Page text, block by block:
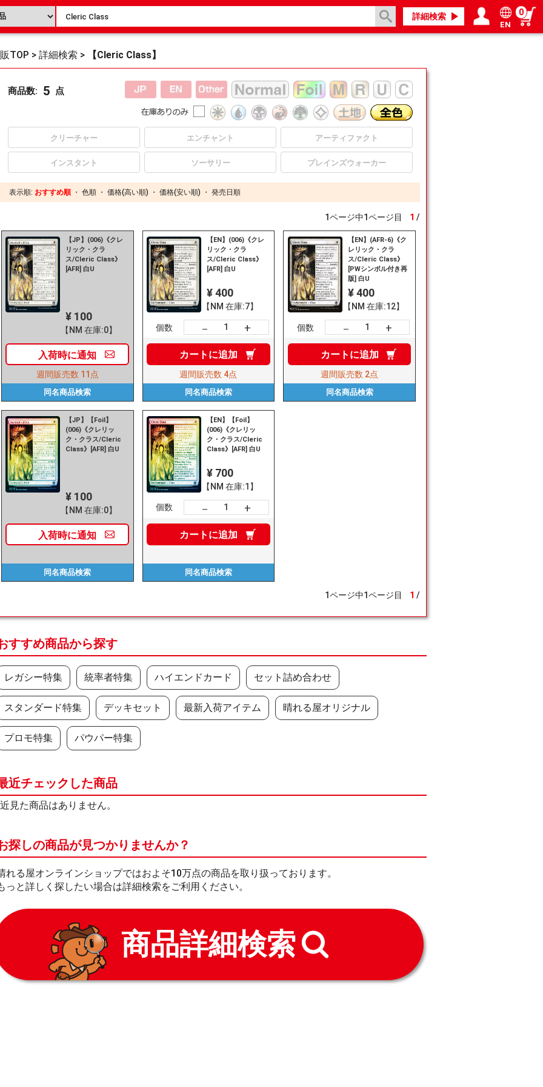
詳細検索
EN
0
TOP > 詳細検索 > 【Cleric Class】
商品数: 5 点
クリーチャー エンチャント アーティファクト
インスタント ソーサリー プレインズウォーカー
表示順: おすすめ順 ・ 色順 ・ 価格(高い順) ・ 価格(安い順) ・ 発売日順
1ページ中1ページ目 1 /
【JP】(006)《クレ
リック・クラ
ス/Cleric Class》
[AFR] 白U
¥ 100
【NM 在庫:0】
入荷時に通知
週間販売数 11点
同名商品検索
【EN】(006)《クレ
リック・クラ
ス/Cleric Class》
[AFR] 白U
¥ 400
【NM 在庫:7】
個数 － +
カートに追加
週間販売数 4点
同名商品検索
【EN】(AFR-6)《ク
レリック・クラ
ス/Cleric Class》
[PWシンボル付き再
版] 白U
¥ 400
【NM 在庫:12】
個数 － +
カートに追加
週間販売数 2点
同名商品検索
【JP】【Foil】
(006)《クレリッ
ク・クラス/Cleric
Class》[AFR] 白U
¥ 100
【NM 在庫:0】
入荷時に通知
同名商品検索
【EN】【Foil】
(006)《クレリッ
ク・クラス/Cleric
Class》[AFR] 白U
¥ 700
【NM 在庫:1】
個数 － +
カートに追加
同名商品検索
1ページ中1ページ目 1 /
すすめ商品から探す
レガシー特集 統率者特集 ハイエンドカード セット詰め合わせ
スタンダード特集 デッキセット 最新入荷アイテム 晴れる屋オリジナル
プロモ特集 パウパー特集
近チェックした商品
見た商品はありません。
探しの商品が見つかりませんか？
れる屋オンラインショップではおよそ10万点の商品を取り扱っております。
っと詳しく探したい場合は詳細検索をご利用ください。
商品詳細検索